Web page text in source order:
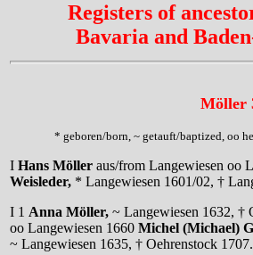
Registers of
Bavaria and
Möller
* geboren/born, ~ getauft/baptized, oo
I Hans Möller aus/from Langewiesen oo
Weisleder, * Langewiesen 1601/02, †
I 1 Anna Möller, ~ Langewiesen 1632, †
oo Langewiesen 1660 Michel (Michael)
~ Langewiesen 1635, † Oehrenstock 1707.